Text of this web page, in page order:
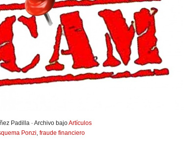
Padilla · Archivo bajoArtículos
Ponzi, fraude financiero